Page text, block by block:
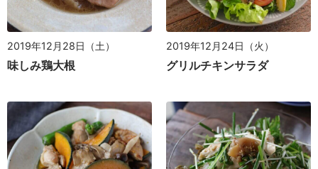
2019年12月28日（土）
味しみ鶏大根
2019年12月24日（火）
グリルチキンサラダ